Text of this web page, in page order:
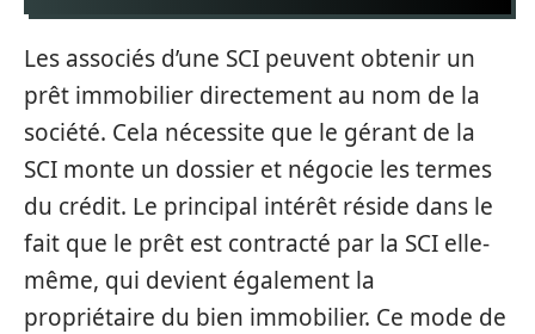
Les associés d’une SCI peuvent obtenir un
prêt immobilier directement au nom de la
société. Cela nécessite que le gérant de la
SCI monte un dossier et négocie les termes
du crédit. Le principal intérêt réside dans le
fait que le prêt est contracté par la SCI elle-
même, qui devient également la
propriétaire du bien immobilier. Ce mode de